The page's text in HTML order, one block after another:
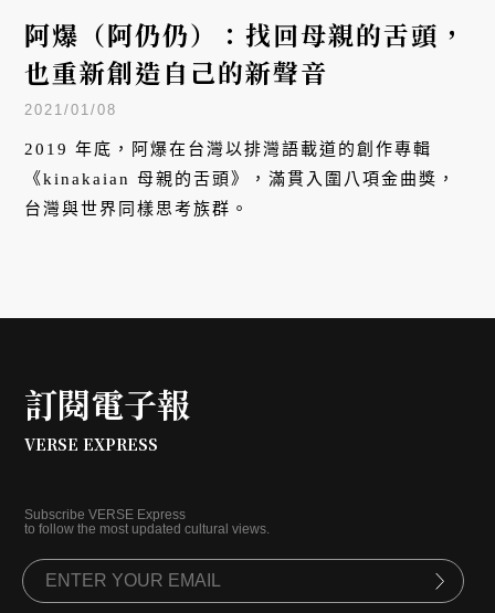
阿爆（阿仍仍）：找回母親的舌頭，
也重新創造自己的新聲音
2021/01/08
2019 年底，阿爆在台灣以排灣語載道的創作專輯
《kinakaian 母親的舌頭》，滿貫入圍八項金曲獎，
台灣與世界同樣思考族群。
訂閱電子報
VERSE EXPRESS
Subscribe VERSE Express
to follow the most updated cultural views.